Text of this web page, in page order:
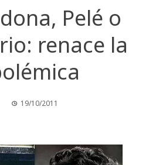
Pelé o
renace la
19/10/2011